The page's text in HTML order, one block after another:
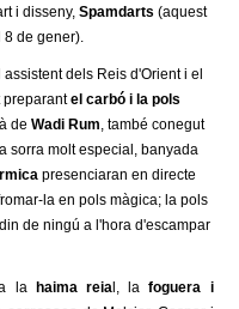
i disseny, Spamdarts (aquest
8 de gener).
dels Reis d'Orient i el
preparantel carbó i la pols
de Wadi Rum, també conegut
sorra molt especial, banyada
presenciaran en directe
la en pols màgica; la pols
de ningú a l'hora d'escampar
la haima reial, lafoguera i